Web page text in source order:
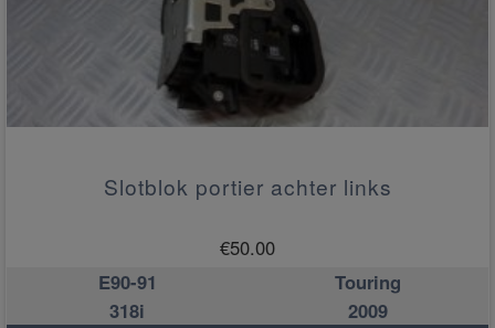
Slotblok portier achter links
€50.00
E90-91
Touring
318i
2009